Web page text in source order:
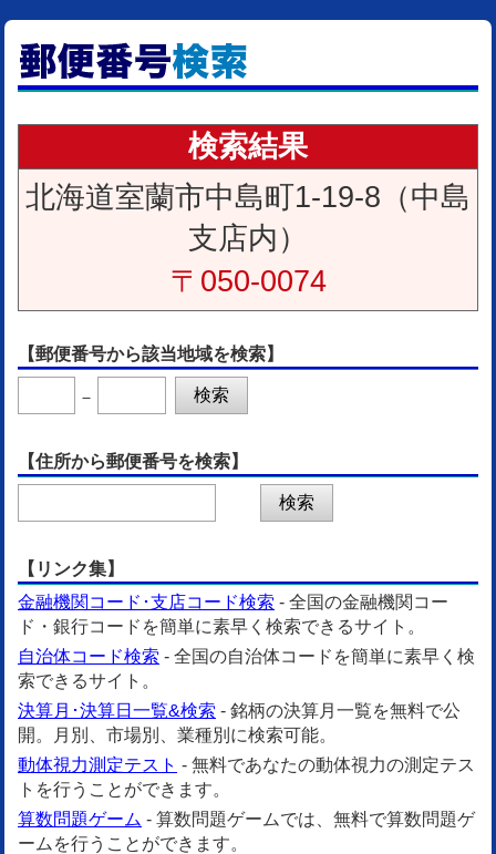
検索結果
北海道室蘭市中島町1-19-8（中島
支店内）
〒050-0074
【郵便番号から該当地域を検索】
－
【住所から郵便番号を検索】
【リンク集】
金融機関コード･支店コード検索 - 全国の金融機関コー
ド・銀行コードを簡単に素早く検索できるサイト。
自治体コード検索 - 全国の自治体コードを簡単に素早く検
索できるサイト。
決算月･決算日一覧&検索 - 銘柄の決算月一覧を無料で公
開。月別、市場別、業種別に検索可能。
動体視力測定テスト - 無料であなたの動体視力の測定テス
トを行うことができます。
算数問題ゲーム - 算数問題ゲームでは、無料で算数問題ゲ
ームを行うことができます。